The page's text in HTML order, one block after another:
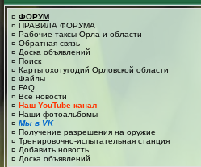
¤ ФОРУМ
¤ ПРАВИЛА ФОРУМА
¤ Рабочие таксы Орла и области
¤ Обратная связь
¤ Доска объявлений
¤ Поиск
¤ Карты охотугодий Орловской области
¤ Файлы
¤ FAQ
¤ Все новости
¤ Наш YouTube канал
¤ Наши фотоальбомы
¤ Мы в VK
¤ Получение разрешения на оружие
¤ Тренировочно-испытательная станция
¤ Добавить новость
¤ Доска объявлений